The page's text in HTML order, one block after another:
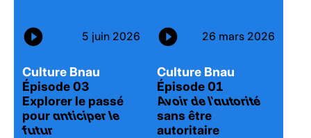
5 juin 2026 26 mars 2026
Culture Bnau
Épisode 03
Explorer le passé
pouranticiper le
futur
Culture Bnau
Épisode 01
Avoir de l’autorité
sans être
autoritaire